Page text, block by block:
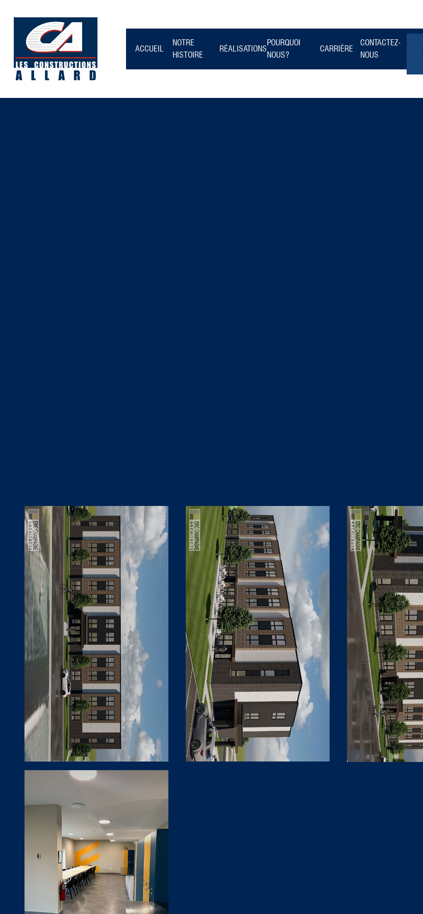
ACCUEIL
NOTRE
HISTOIRE
RÉALISATIONS
POURQUOI
NOUS?
CARRIÈRE
CONTACTEZ-
NOUS